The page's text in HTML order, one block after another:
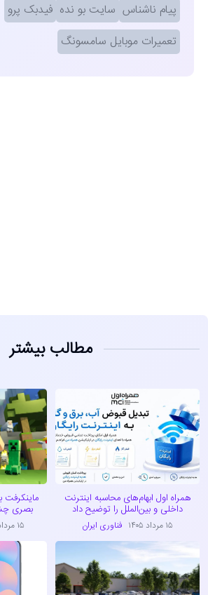
پیام ناشناس سایت بو نده فیدبک پرو
تعمیرات موبایل سامسونگ
مطالب بیشتر
همراه اول ابهام‌های محاسبه اینترنت
داخلی و بین‌الملل را توضیح داد
۱۵ مرداد ۱۴۰۵ فناوری ایران
بصری
۱۵ مرداد ۱۴۰۵